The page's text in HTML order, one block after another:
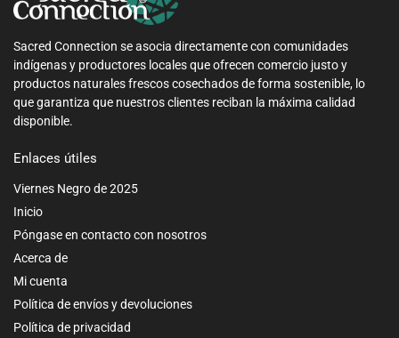
Sacred Connection se asocia directamente con comunidades
indígenas y productores locales que ofrecen comercio justo y
productos naturales frescos cosechados de forma sostenible, lo
que garantiza que nuestros clientes reciban la máxima calidad
disponible.
Enlaces útiles
Viernes Negro de 2025
Inicio
Póngase en contacto con nosotros
Acerca de
Mi cuenta
Política de envíos y devoluciones
Política de privacidad